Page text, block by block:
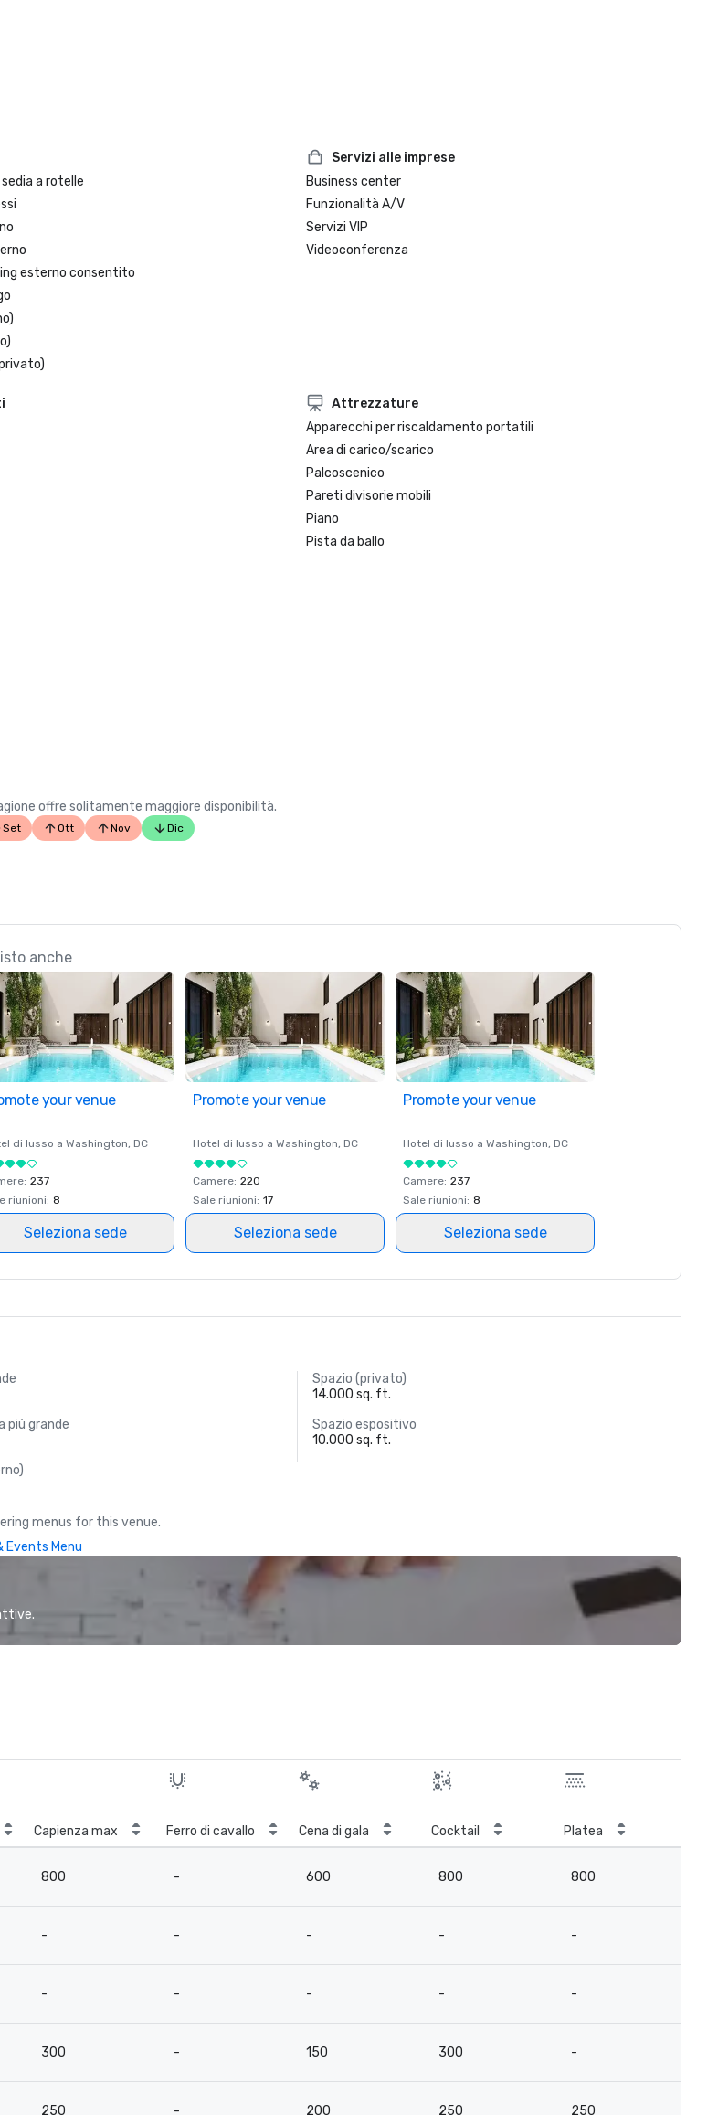
a rotelle
esterno consentito
Servizi alle imprese
Business center
Funzionalità A/V
Servizi VIP
Videoconferenza
Attrezzature
Apparecchi per riscaldamento portatili
Area di carico/scarico
Palcoscenico
Pareti divisorie mobili
Piano
Pista da ballo
offre solitamente maggiore disponibilità.
Set Ott Nov Dic
anche
your venue
di lusso a Washington, DC
: 237
riunioni: 8
Seleziona sede
Promote your venue
Hotel di lusso a Washington, DC
Camere: 220
Sale riunioni: 17
Seleziona sede
Promote your venue
Hotel di lusso a Washington, DC
Camere: 237
Sale riunioni: 8
Seleziona sede
Spazio (privato)
14.000 sq. ft.
più grande
Spazio espositivo
10.000 sq. ft.
menus for this venue.
Events Menu
Capienza max Ferro di cavallo Cena di gala Cocktail Platea
800 - 600 800 800
- - - - -
- - - - -
300 - 150 300 -
250 - 200 250 250